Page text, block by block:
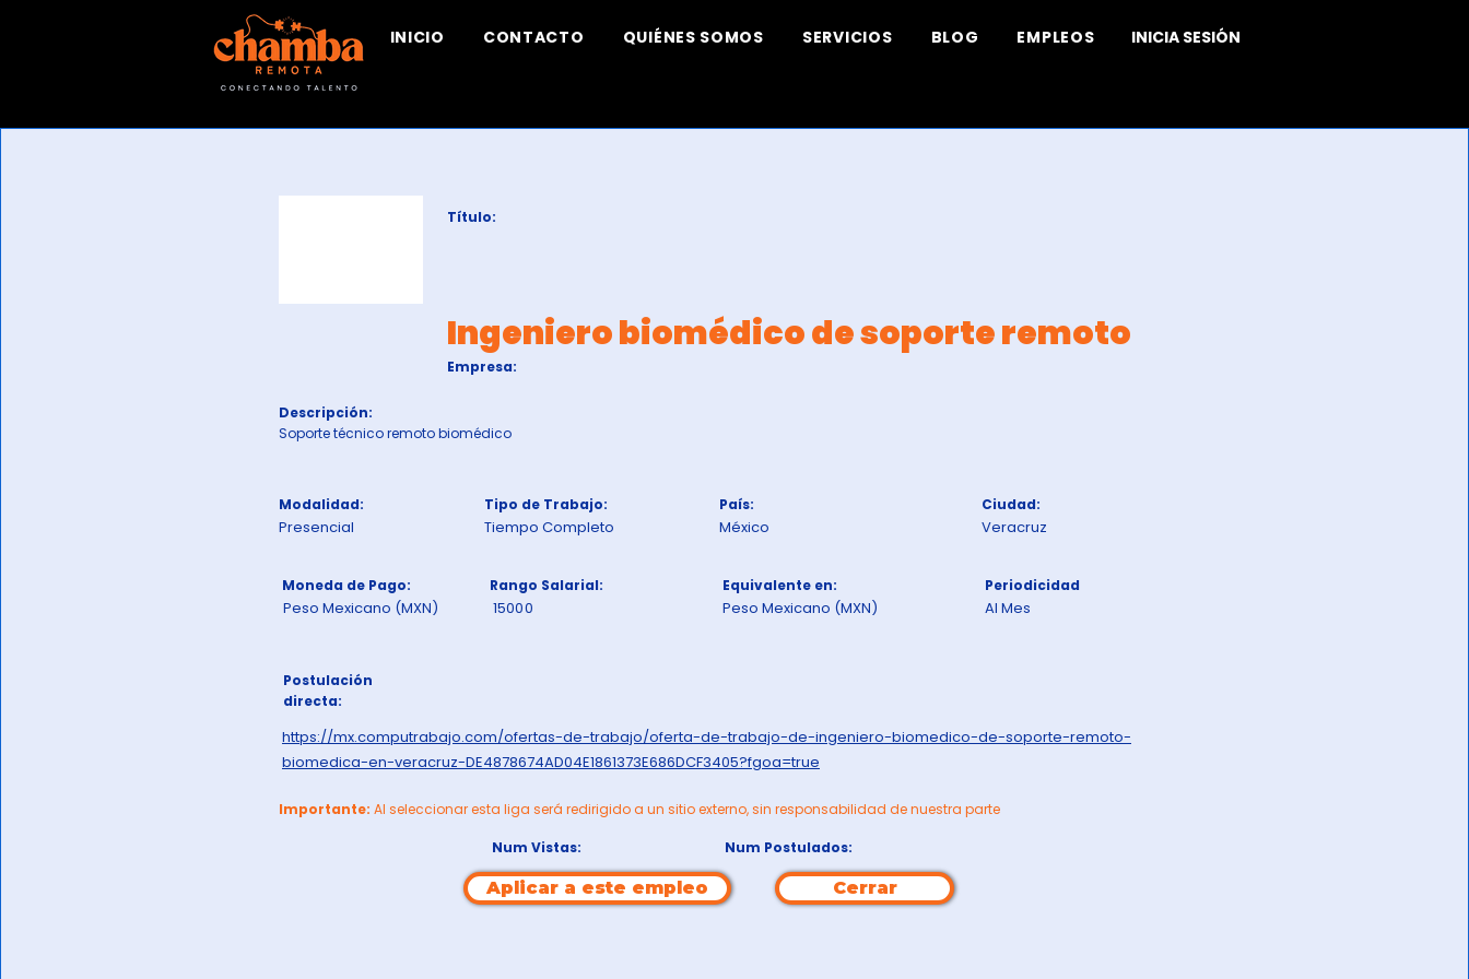
INICIO CONTACTO QUIÉNES SOMOS SERVICIOS BLOG EMPLEOS INICIA SESIÓN
Título:
Ingeniero biomédico de soporte remoto
Empresa:
Descripción:
Soporte técnico remoto biomédico
Modalidad:
Presencial
Tipo de Trabajo:
Tiempo Completo
Moneda de Pago:
Peso Mexicano (MXN)
Rango Salarial:
15000
País:
México
Equivalente en:
Peso Mexicano (MXN)
Ciudad:
Veracruz
Periodicidad
Al Mes
Postulación
directa:
https://mx.computrabajo.com/ofertas-de-trabajo/oferta-de-trabajo-de-ingeniero-biomedico-de-soporte-remoto-
biomedica-en-veracruz-DE4878674AD04E1861373E686DCF3405?fgoa=true
Importante: Al seleccionar esta liga será redirigido a un sitio externo, sin responsabilidad de nuestra parte
Num Vistas: Num Postulados:
Aplicar a este empleo Cerrar